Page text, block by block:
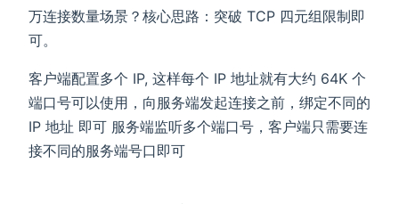
万连接数量场景？核心思路：突破 TCP 四元组限制即
可。
客户端配置多个 IP, 这样每个 IP 地址就有大约 64K 个
端口号可以使用，向服务端发起连接之前，绑定不同的
IP 地址 即可 服务端监听多个端口号，客户端只需要连
接不同的服务端号口即可